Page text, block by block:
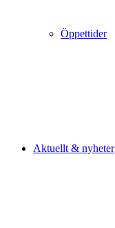
Öppettider
Aktuellt & nyheter